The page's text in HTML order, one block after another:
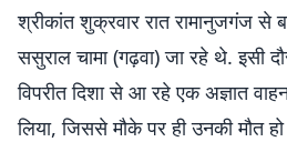
श्रीकांत शुक्रवार रात रामानुजगंज से
ससुराल चामा (गढ़वा) जा रहे थे. इसी
विपरीत दिशा से आ रहे एक अज्ञात
लिया, जिससे मौके पर ही उनकी मौत